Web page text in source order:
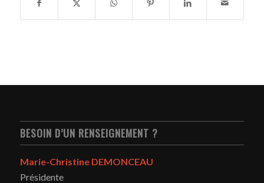
BESOIN D’UN RENSEIGNEMENT ?
Marie-Christine DEMONCEAU
Présidente